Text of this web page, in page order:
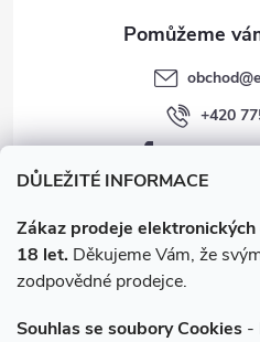
DŮLEŽITÉ INFORMACE
Zákaz prodeje
18 let. Děkujeme Vám, že
zodpovědné prodejce.
Souhlas se soubory Cookies -
obchod@
+420